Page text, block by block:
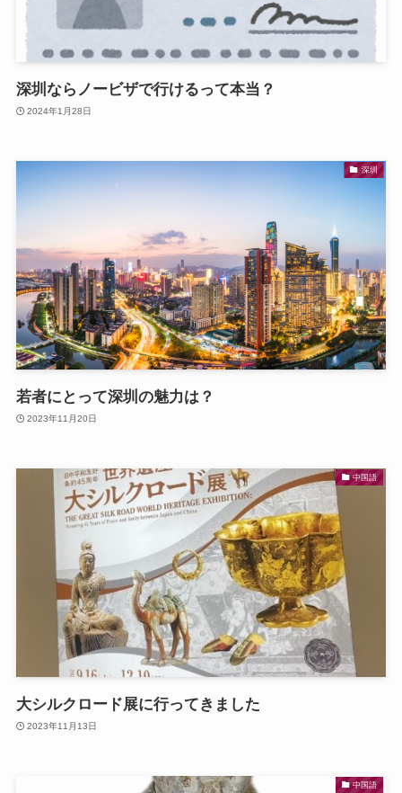
深圳ならノービザで行けるって本当？
2024年1月28日
深圳
若者にとって深圳の魅力は？
2023年11月20日
中国語
大シルクロード展に行ってきました
2023年11月13日
中国語